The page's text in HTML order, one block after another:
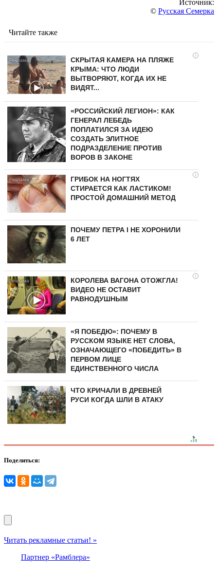
Источник:
© Русская Семерка
Читайте также
i
СКРЫТАЯ КАМЕРА НА ПЛЯЖЕ
КРЫМА: ЧТО ЛЮДИ
ВЫТВОРЯЮТ, КОГДА ИХ НЕ
ВИДЯТ...
«РОССИЙСКИЙ ЛЕГИОН»: КАК
ГЕНЕРАЛ ЛЕБЕДЬ
ПОПЛАТИЛСЯ ЗА ИДЕЮ
СОЗДАТЬ ЭЛИТНОЕ
ПОДРАЗДЕЛЕНИЕ ПРОТИВ
ВОРОВ В ЗАКОНЕ
i
ГРИБОК НА НОГТЯХ
СТИРАЕТСЯ КАК ЛАСТИКОМ!
ПРОСТОЙ ДОМАШНИЙ МЕТОД
ПОЧЕМУ ПЕТРА I НЕ ХОРОНИЛИ
6 ЛЕТ
i
КОРОЛЕВА ВАГОНА ОТОЖГЛА!
ВИДЕО НЕ ОСТАВИТ
РАВНОДУШНЫМ
«Я ПОБЕДЮ»: ПОЧЕМУ В
РУССКОМ ЯЗЫКЕ НЕТ СЛОВА,
ОЗНАЧАЮЩЕГО «ПОБЕДИТЬ» В
ПЕРВОМ ЛИЦЕ
ЕДИНСТВЕННОГО ЧИСЛА
ЧТО КРИЧАЛИ В ДРЕВНЕЙ
РУСИ КОГДА ШЛИ В АТАКУ
Поделиться:
Читать рекламные статьи! »
Партнер «Рамблера»